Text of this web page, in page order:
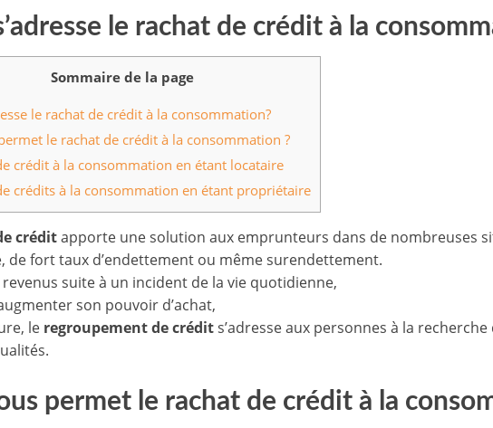
le rachat de crédit à la
Sommaire de la page
le rachat de crédit à la consommation?
le rachat de crédit à la consommation ?
crédit à la consommation en étant locataire
crédits à la consommation en étant propriétaire
créditapporte une solution aux emprunteurs dans de nombreuses
de fort taux d’endettement ou même surendettement.
revenus suite à un incident de la vie quotidienne,
son pouvoir d’achat,
le regroupement de crédits’adresse aux personnes à la
permet le rachat de crédit à la